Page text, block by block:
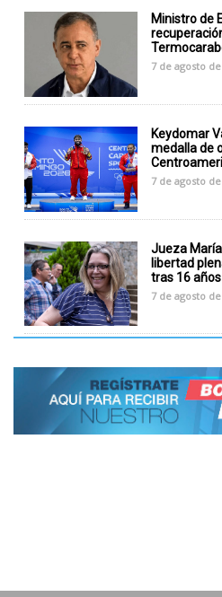
Ministro de
7 de agosto
Keydomar
medalla de
7 de agosto
Jueza
libertad
tras 16
7 de agosto